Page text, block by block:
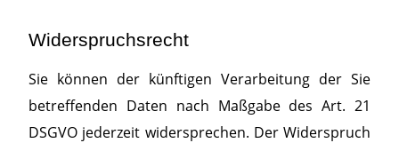
Widerspruchsrecht
Sie können der künftigen Verarbeitung der Sie
betreffenden Daten nach Maßgabe des Art. 21
DSGVO jederzeit widersprechen. Der Widerspruch